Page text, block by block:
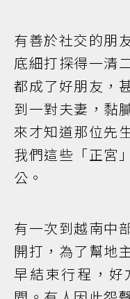
有善於社交的朋
底細打探得一清
都成了好朋友，
到一對夫妻，黏
來才知道那位先
我們這些「正宮
公。
有一次到越南中
開打，為了幫地
早結束行程，好